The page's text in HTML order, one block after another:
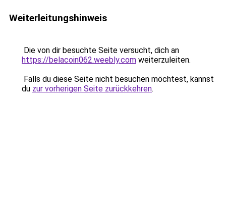
Weiterleitungshinweis
Die von dir besuchte Seite versucht, dich an
https://belacoin062.weebly.com weiterzuleiten.
Falls du diese Seite nicht besuchen möchtest, kannst
du zur vorherigen Seite zurückkehren.